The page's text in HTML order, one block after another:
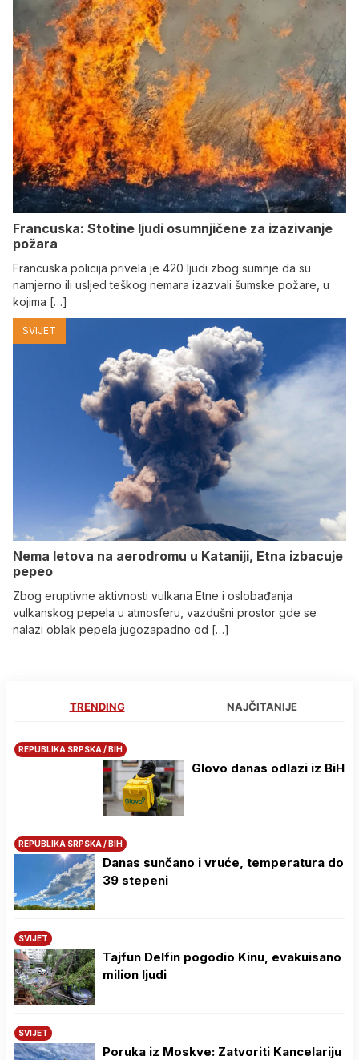
Francuska: Stotine ljudi osumnjičene za izazivanje
požara
Francuska policija privela je 420 ljudi zbog sumnje da su
namjerno ili usljed teškog nemara izazvali šumske požare, u
kojima […]
SVIJET
Nema letova na aerodromu u Kataniji, Etna izbacuje
pepeo
Zbog eruptivne aktivnosti vulkana Etne i oslobađanja
vulkanskog pepela u atmosferu, vazdušni prostor gde se
nalazi oblak pepela jugozapadno od […]
TRENDING NAJČITANIJE
REPUBLIKA SRPSKA / BIH
Glovo danas odlazi iz BiH
REPUBLIKA SRPSKA / BIH
Danas sunčano i vruće, temperatura do
39 stepeni
SVIJET
Tajfun Delfin pogodio Kinu, evakuisano
milion ljudi
SVIJET
Poruka iz Moskve: Zatvoriti Kancelariju